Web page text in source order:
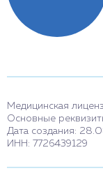
Медицинская
Основные
Дата создания:
ИНН: 7726439129